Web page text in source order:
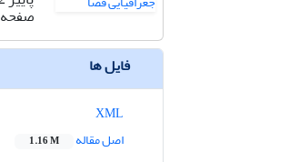
صفحه
فایل ها
اصل مقاله
1.16 M